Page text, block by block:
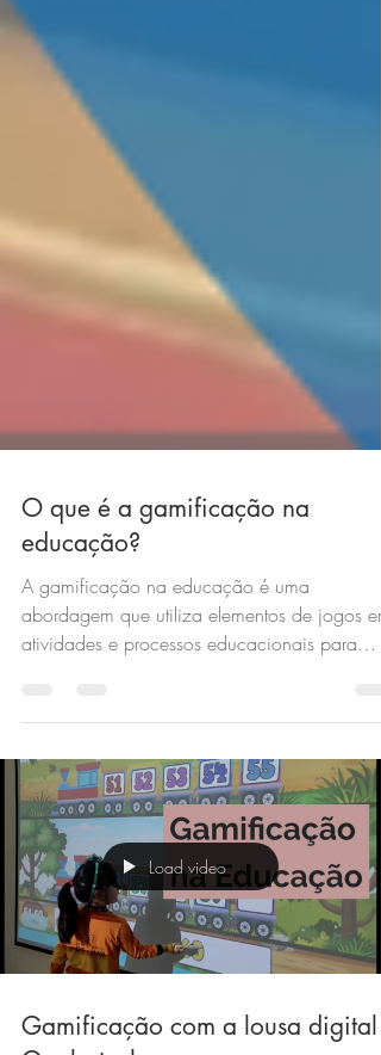
O que é a gamificação na
educação?
A gamificação na educação é uma
educar alunos.
Load video